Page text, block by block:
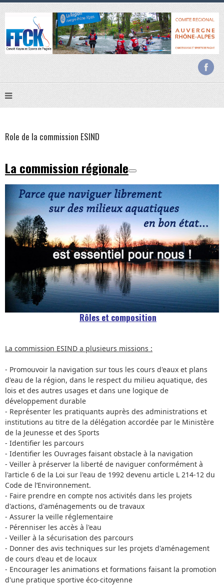
Role de la commission ESIND
La commission régionale
Rôles et composition
La commission ESIND a plusieurs missions :
- Promouvoir la navigation sur tous les cours d'eaux et plans
d'eau de la région, dans le respect du milieu aquatique, des
lois et des autres usages et dans une logique de
développement durable
- Représenter les pratiquants auprès des administrations et
institutions au titre de la délégation accordée par le Ministère
de la Jeunesse et des Sports
- Identifier les parcours
- Identifier les Ouvrages faisant obstacle à la navigation
- Veiller à préserver la liberté de naviguer conformément à
l'article 6 de la Loi sur l'eau de 1992 devenu article L 214-12 du
Code de l’Environnement.
- Faire prendre en compte nos activités dans les projets
d'actions, d'aménagements ou de travaux
- Assurer la veille réglementaire
- Pérenniser les accès à l'eau
- Veiller à la sécurisation des parcours
- Donner des avis techniques sur les projets d'aménagement
de cours d'eau et de locaux
- Encourager les animations et formations faisant la promotion
d'une pratique sportive éco-citoyenne